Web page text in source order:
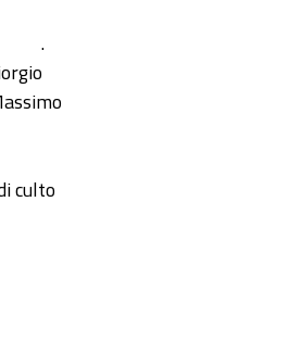
.
culto